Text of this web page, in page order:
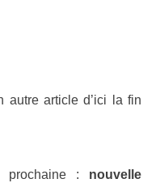
autre article d’ici la fin
prochaine : nouvelle